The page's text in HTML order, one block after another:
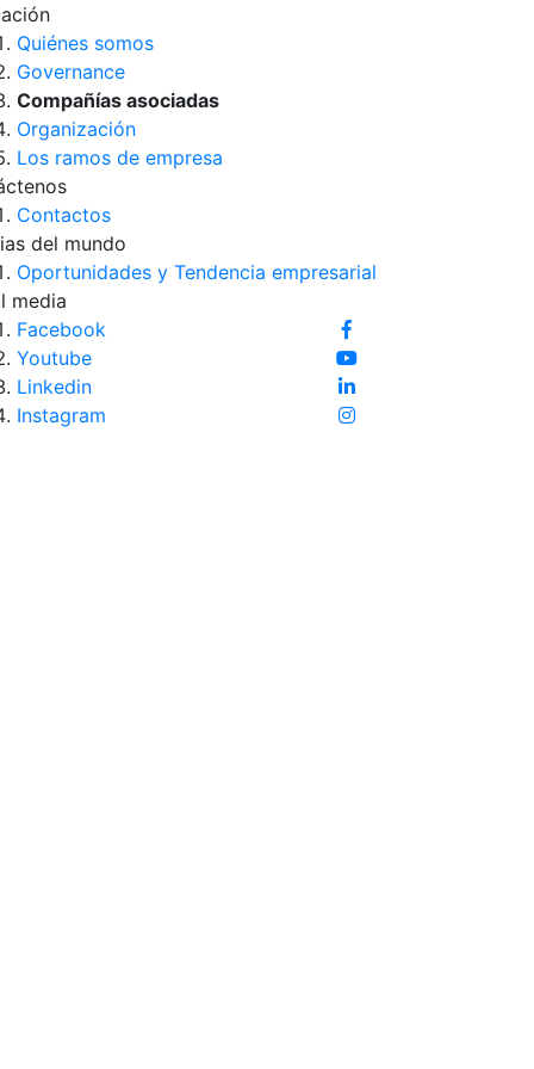
Quiénes somos
Governance
Compañías asociadas
Organización
Los ramos de empresa
Contactos
del mundo
Oportunidades y Tendencia empresarial
media
Facebook
Youtube
Linkedin
Instagram